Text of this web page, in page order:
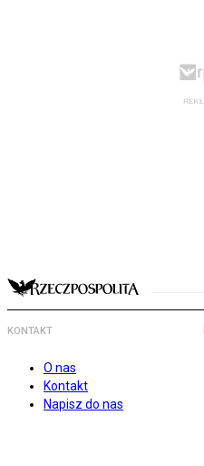
KONTAKT
O nas
Kontakt
Napisz do nas